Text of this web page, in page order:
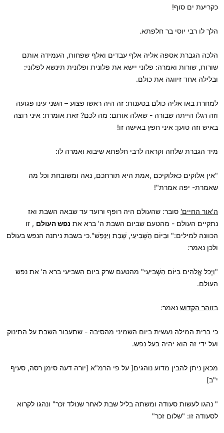
כקריעת ים סוף!
הלך לו רבי יוסי בר חלפתא.
הלכה הגברת אספה אליה אלף עבדים ואלף שפחות, העמידה אותם
שורות, שורות ואמרה: פלוני יישא את פלונית ופלונית תינשא לפלוני:
ובלילה אחד זיווגה את כולם.
למחרת באו אליה כולם בטענות: זה היה ראשו פצוע – השני עינו פגועה
וזה רגלו הייתה שבורה - שאלה אותם: מה לכם? זאת אומרת: איני רוצה
באיש וזה טוען: איני חפץ באישה זו!
מיד הגברת שלחה וקראה לרבי חלפתא שיבוא ואמרה לו:
"אין אלוקים כאלוקיכם ,אמת היא תורתכם, נאה ומשובחת וכל מה
שאמרת- יפה אמרת"!
ה'אור החיים' סובר: שהעולם היה רופף ורועד עד שבאה השבת ואז
נתקיים העולם - מהטעם שביום השבת ה' ברא את נפש העולם , זו
הכוונה למילים:" וּבַיּוֹם הַשְּׁבִיעִי, שָׁבַת וַיִּנָּפַשׁ".כי בשבת ניתנה הנפש בעולם
ולכן נאמר:
"וַיְכַל אֱלֹהִים בַּיּוֹם הַשְּׁבִיעִי" מהטעם שרק ביום השביעי ברא ה' את נפש
העולם.
בזוהר הקדוש נאמר:
כי ברית המילה נעשית ביום השמיני מהסיבה - שתעבור השבת על התינוק
ועל ידי זה הוא יהיה בעל נפש.
מכאן ניתן להבין מדוע נוהגים[ על פי הרמ"א [יורה דעה סימן רסה, סעיף
י"ב]
" נהגו לעשות סעודה ומשתה בליל שבת לאחר שנולד זכר" ונהגו לקרוא
לסעודה זו: "שלום זכר"